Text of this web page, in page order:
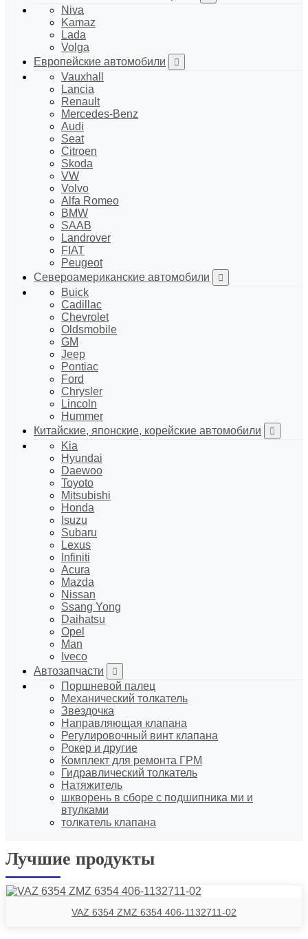
Niva
Kamaz
Lada
Volga
Европейские автомобили
Vauxhall
Lancia
Renault
Mercedes-Benz
Audi
Seat
Citroen
Skoda
VW
Volvo
Alfa Romeo
BMW
SAAB
Landrover
FIAT
Peugeot
Североамериканские автомобили
Buick
Cadillac
Chevrolet
Oldsmobile
GM
Jeep
Pontiac
Ford
Chrysler
Lincoln
Hummer
Китайские, японские, корейские автомобили
Kia
Hyundai
Daewoo
Toyoto
Mitsubishi
Honda
Isuzu
Subaru
Lexus
Infiniti
Acura
Mazda
Nissan
Ssang Yong
Daihatsu
Opel
Man
Iveco
Автозапчасти
Поршневой палец
Механический толкатель
Звездочка
Направляющая клапана
Регулировочный винт клапана
Рокер и другие
Комплект для ремонта ГРМ
Гидравлический толкатель
Натяжитель
шкворень в сборе с подшипника ми и
втулками
толкатель клапана
Лучшие продукты
VAZ 6354 ZMZ 6354 406-1132711-02